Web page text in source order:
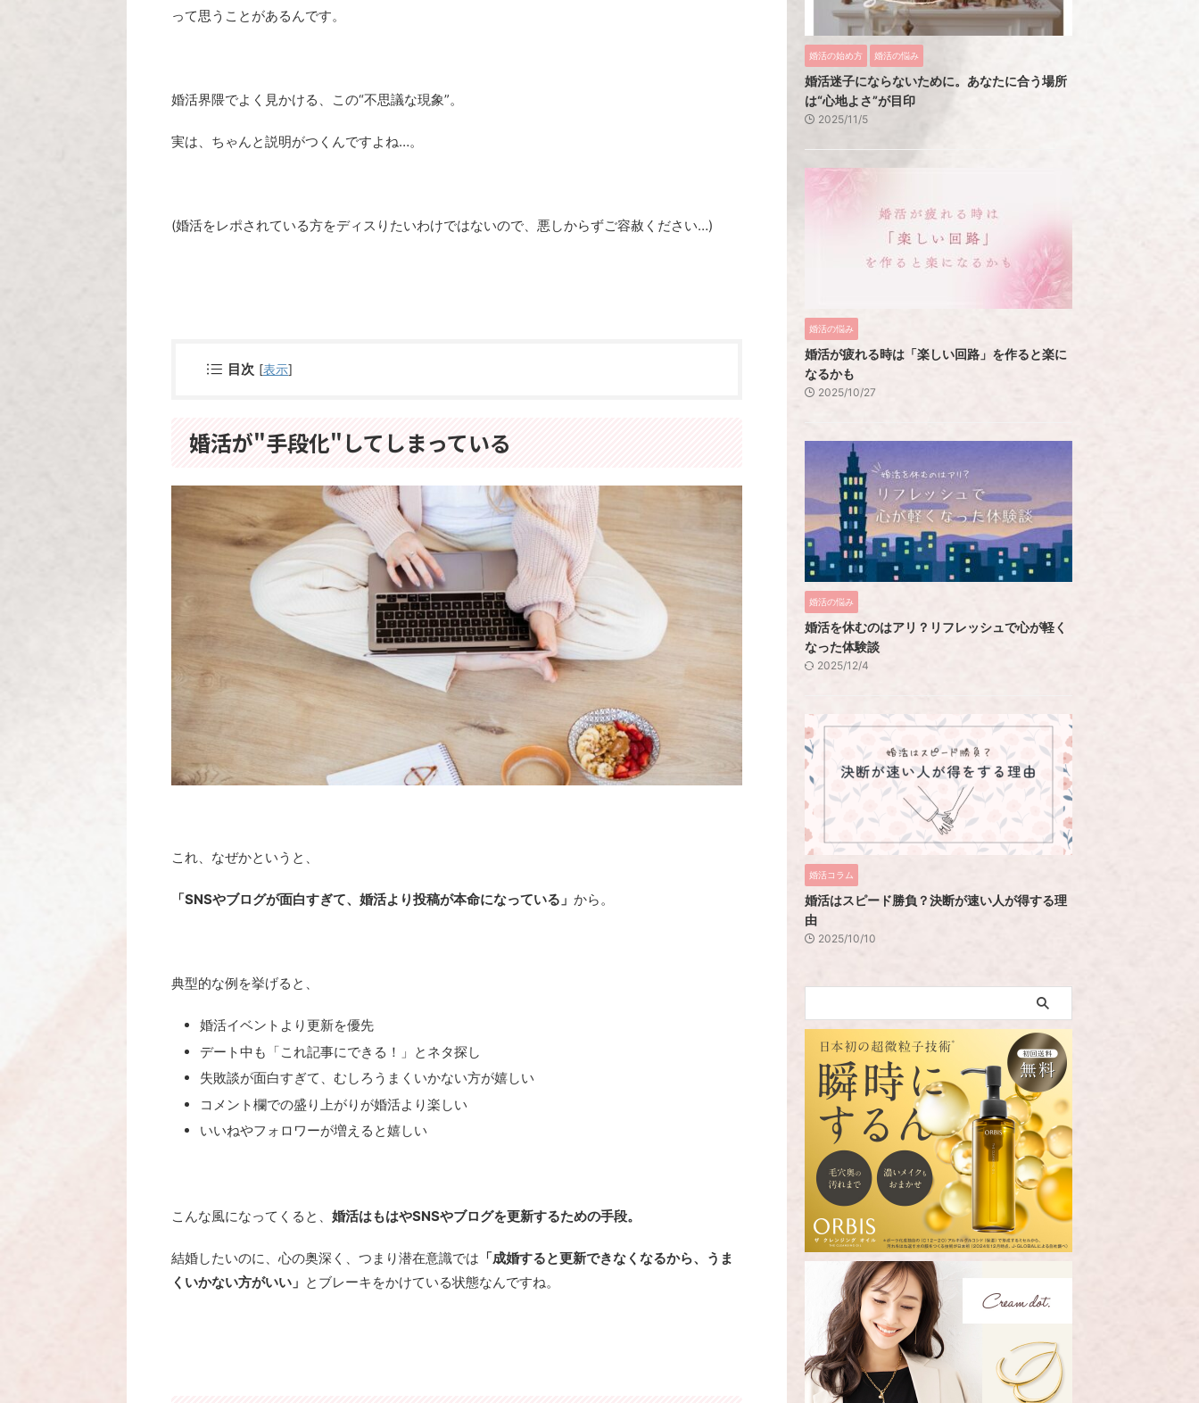
って思うことがあるんです。
婚活界隈でよく見かける、この“不思議な現象”。
実は、ちゃんと説明がつくんですよね…。
(婚活をレポされている方をディスりたいわけではないので、悪しからずご容赦ください…)
目次 [表示]
婚活が"手段化"してしまっている
これ、なぜかというと、
「SNSやブログが面白すぎて、婚活より投稿が本命になっている」 から。
典型的な例を挙げると、
婚活イベントより更新を優先
デート中も「これ記事にできる！」とネタ探し
失敗談が面白すぎて、むしろうまくいかない方が嬉しい
コメント欄での盛り上がりが婚活より楽しい
いいねやフォロワーが増えると嬉しい
こんな風になってくると、 婚活はもはやSNSやブログを更新するための手段。
結婚したいのに、心の奥深く、つまり潜在意識では 「成婚すると更新できなくなるから、うま
くいかない方がいい」 とブレーキをかけている状態なんですね。
婚活の始め方 婚活の悩み
婚活迷子にならないために。あなたに合う場所
は“心地よさ”が目印
2025/11/5
婚活の悩み
婚活が疲れる時は「楽しい回路」を作ると楽に
なるかも
2025/10/27
婚活の悩み
婚活を休むのはアリ？リフレッシュで心が軽く
なった体験談
2025/12/4
婚活コラム
婚活はスピード勝負？決断が速い人が得する理
由
2025/10/10